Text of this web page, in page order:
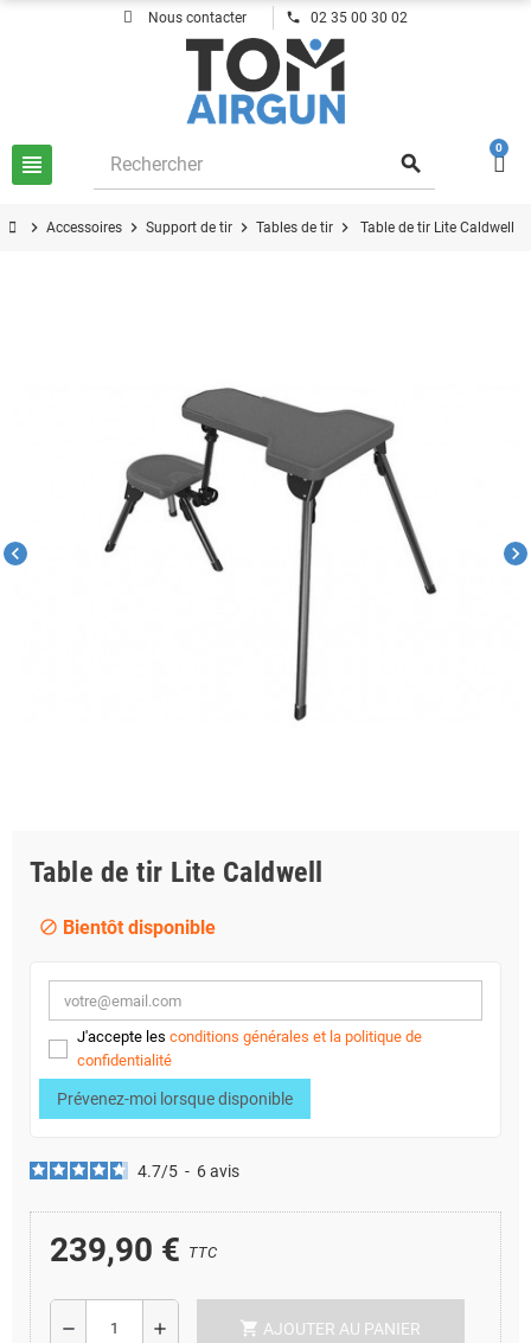
Nous contacter phone 02 35 00 30 02
view_headline search
0
chevron_right Accessoires chevron_right Support de tir chevron_right Tables de tir chevron_right Table de tir Lite Caldwell
chevron_left chevron_right
Table de tir Lite Caldwell
block Bientôt disponible
J'accepte les conditions générales et la politique de
confidentialité
Prévenez-moi lorsque disponible
4.7/5 - 6avis
239,90 € TTC
remove add shopping_cart AJOUTER AU PANIER